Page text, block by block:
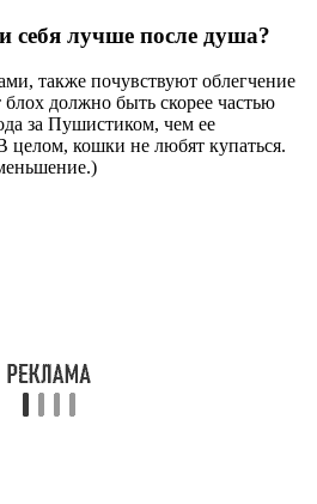
себя лучше после душа?
также почувствуют облегчение
должно быть скорее частью
за Пушистиком, чем ее
целом, кошки не любят купаться.